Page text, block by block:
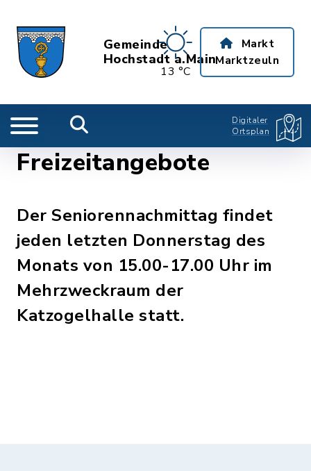
Gemeinde
Hochstadt a.Main
13 °C
Markt
Marktzeuln
Digitaler
Ortsplan
Freizeitangebote
Der Seniorennachmittag findet
jeden letzten Donnerstag des
Monats von 15.00-17.00 Uhr im
Mehrzweckraum der
Katzogelhalle statt.